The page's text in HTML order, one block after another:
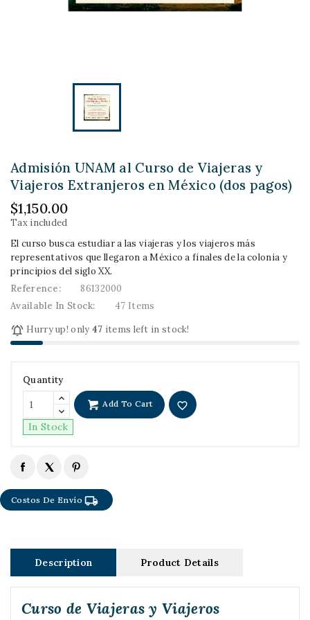
Admisión UNAM al Curso de Viajeras y
Viajeros Extranjeros en México (dos pagos)
$1,150.00
Tax included
El curso busca estudiar a las viajeras y los viajeros más
representativos que llegaron a México a finales de la colonia y
principios del siglo XX.
Reference:
86132000
Available In Stock:
47 Items
 Hurry up! only 47 items left in stock!
Quantity
Add To Cart favorite_border
In Stock
Costos De Envíolocal_shipping
Description Product Details
Curso de Viajeras y Viajeros